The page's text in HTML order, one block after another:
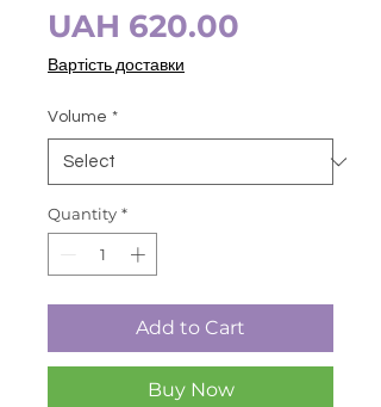
UAH 620.00
Вартість доставки
Volume *
Quantity *
Add to Cart
Buy Now